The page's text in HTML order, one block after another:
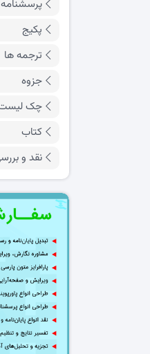
پرسشنامه
پکیج
ترجمه ها
جزوه
چک
کتاب
نقد و